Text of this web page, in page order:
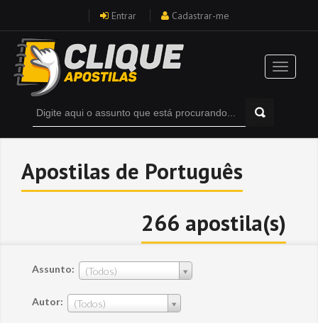
Entrar Cadastrar-me
Apostilas de Português
266 apostila(s)
Assunto: (Todos)
Autor: (Todos)